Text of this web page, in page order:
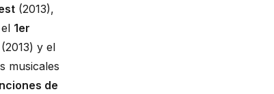
1er
de